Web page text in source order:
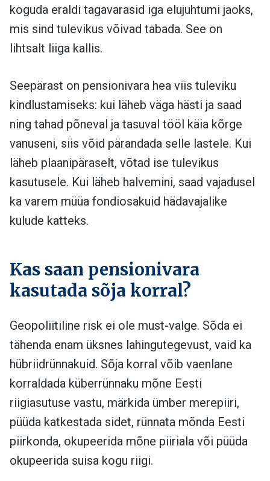
koguda eraldi tagavarasid iga elujuhtumi jaoks,
mis sind tulevikus võivad tabada. See on
lihtsalt liiga kallis.
Seepärast on pensionivara hea viis tuleviku
kindlustamiseks: kui läheb väga hästi ja saad
ning tahad põneval ja tasuval tööl käia kõrge
vanuseni, siis võid pärandada selle lastele. Kui
läheb plaanipäraselt, võtad ise tulevikus
kasutusele. Kui läheb halvemini, saad vajadusel
ka varem müüa fondiosakuid hädavajalike
kulude katteks.
Kas saan pensionivara
kasutada sõja korral?
Geopoliitiline risk ei ole must-valge. Sõda ei
tähenda enam üksnes lahingutegevust, vaid ka
hübriidrünnakuid. Sõja korral võib vaenlane
korraldada küberrünnaku mõne Eesti
riigiasutuse vastu, märkida ümber merepiiri,
püüda katkestada sidet, rünnata mõnda Eesti
piirkonda, okupeerida mõne piiriala või püüda
okupeerida suisa kogu riigi.